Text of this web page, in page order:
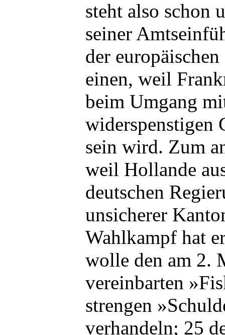
steht also schon
seiner
der
einen, weil
beim Umgang
widerspenstigen
sein wird. Zum
weil Hollande
deutschen
unsicherer
Wahlkampf hat
wolle den am 2.
vereinbarten
strengen
verhandeln; 25